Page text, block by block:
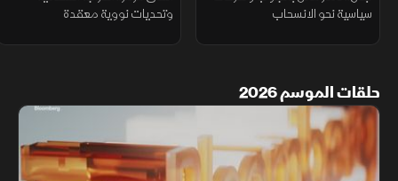
سياسية نحو الانسحاب
وتحديات نووية معقدة
حلقات الموسم 2026